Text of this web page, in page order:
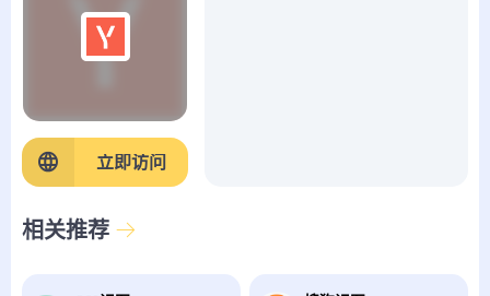
立即访问
相关推荐